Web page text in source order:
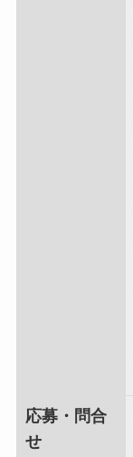
応募・問合
せ